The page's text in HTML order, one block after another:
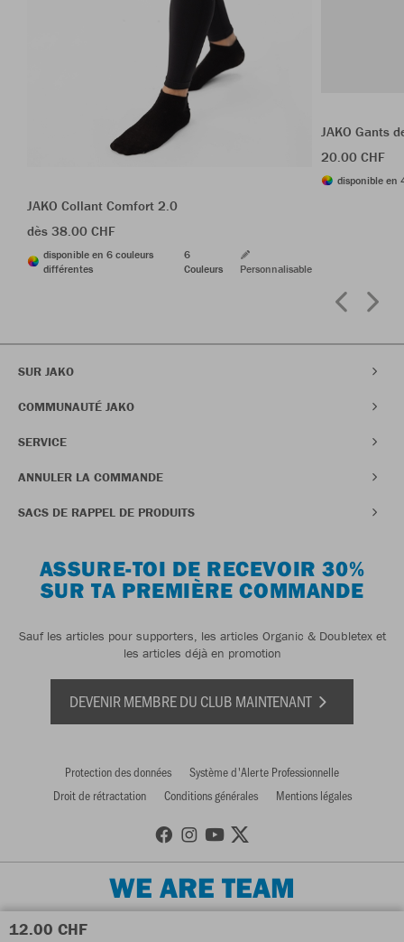
12.00 CHF
JAKO Collant Comfort 2.0
dès 38.00 CHF
disponible en 6 couleurs
différentes
6
Couleurs
Personnalisable
JAKO Gants
20.00 CHF
disponible en
SUR JAKO
COMMUNAUTÉ JAKO
SERVICE
ANNULER LA COMMANDE
SACS DE RAPPEL DE PRODUITS
ASSURE-TOI DE RECEVOIR 30%
SUR TA PREMIÈRE COMMANDE
Sauf les articles pour supporters, les articles Organic & Doubletex et
les articles déjà en promotion
DEVENIR MEMBRE DU CLUB MAINTENANT
Protection des données
Système d'Alerte Professionnelle
Droit de rétractation
Conditions générales Mentions légales
WE ARE TEAM